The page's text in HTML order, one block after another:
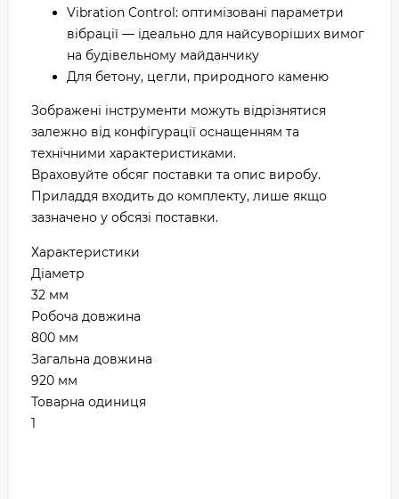
Vibration Control: оптимізовані параметри
вібрації — ідеально для найсуворіших вимог
на будівельному майданчику
Для бетону, цегли, природного каменю
Зображені інструменти можуть відрізнятися
залежно від конфігурації оснащенням та
технічними характеристиками.
Враховуйте обсяг поставки та опис виробу.
Приладдя входить до комплекту, лише якщо
зазначено у обсязі поставки.
Характеристики
Діаметр
32 мм
Робоча довжина
800 мм
Загальна довжина
920 мм
Товарна одиниця
1